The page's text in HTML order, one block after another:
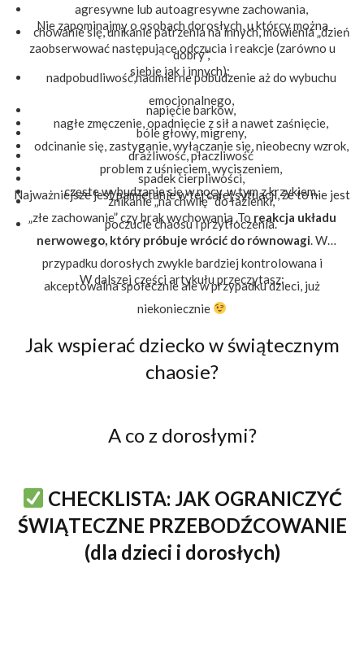
agresywne lub autoagresywne zachowania,
chowanie się, unikanie patrzenia na innych, mówienia „dzień
dobry”,
nadpobudliwość,nadmierne pobudzenie aż do wybuchu
emocjonalnego,
nagłe zmęczenie, opadnięcie z sił a nawet zaśnięcie,
odcinanie się, zastyganie, wyłączanie się, nieobecny wzrok,
problem z uśnięciem, wyciszeniem,
częste wybudzanie się w nocy, w tym z krzykiem.
Nie zapominajmy o osobach dorosłych, u którcy można
zaobserwować następujące odczucia i reakcje (zarówno u
siebie jak i innych):
napięcie barków,
bóle głowy, migreny,
drażliwość, płaczliwość
spadek cierpliwości,
znikanie „na chwilę” do łazienki,
poczucie chaosu i przytłoczenia.
Najważniejsze jest pamiętanie w tej całej sytuacji, że to nie jest
„złe zachowanie” czy brak wychowania .To reakcja układu
nerwowego, który próbuje wrócić do równowagi . W
przypadku dorosłych zwykle bardziej kontrolowana i
akceptowalna społecznie ale w przypadku dzieci, już
niekoniecznie
W dalszej części artykułu przeczytasz:
Jak wspierać dziecko w świątecznym
chaosie?
A co z dorosłymi?
CHECKLISTA: JAK OGRANICZYĆ
ŚWIĄTECZNE PRZEBODŹCOWANIE
(dla dzieci i dorosłych)